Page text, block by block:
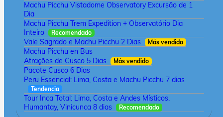
Machu Picchu Vistadome Observatory Excursão de 1
Dia
Machu Picchu Trem Expedition + Observatório Dia
Inteiro
Recomendado
Vale Sagrado e Machu Picchu 2 Dias Más vendido
Machu Picchu en Bus
Atrações de Cusco 5 Dias
Más vendido
Pacote Cusco 6 Dias
Peru Essencial: Lima, Costa e Machu Picchu 7 dias
Tendencia
Tour Inca Total: Lima, Costa e Andes Místicos,
Humantay, Vinicunca 8 dias
Recomendado